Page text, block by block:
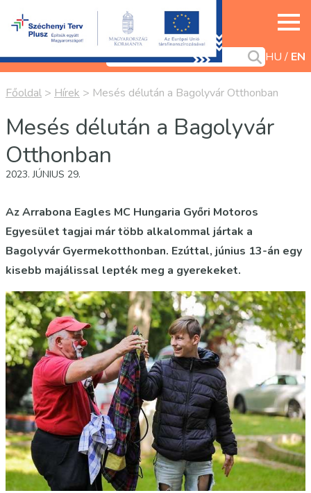
HU EN
Főoldal > Hírek > Mesés délután a Bagolyvár Otthonban
Mesés délután a Bagolyvár
Otthonban
2023. JÚNIUS 29.
Az Arrabona Eagles MC Hungaria Győri Motoros
Egyesület tagjai már több alkalommal jártak a
Bagolyvár Gyermekotthonban. Ezúttal, június 13-án egy
kisebb majálissal lepték meg a gyerekeket.